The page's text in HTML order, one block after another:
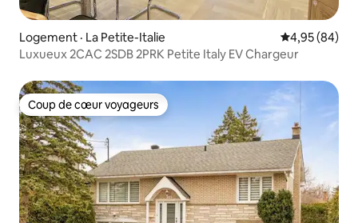
Logement · La Petite-Italie Note
4,95 (84)
Luxueux 2CAC 2SDB 2PRK Petite Italy EV Chargeur
Coup de cœur voyageurs
Coup de cœur voyageurs